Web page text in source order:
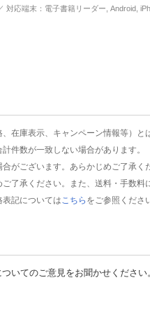
応端末：電子書籍リーダー, Android,
庫表示、キャンペーン情報等）と
件数が一致しない場合があります。
がございます。あらかじめご了承く
承ください。また、送料・手数料
記については こちら をご参照くださ
いてのご意見をお聞かせください